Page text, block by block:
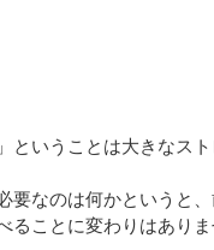
ということは大きなス
要なのは何かというと
ることに変わりはあり